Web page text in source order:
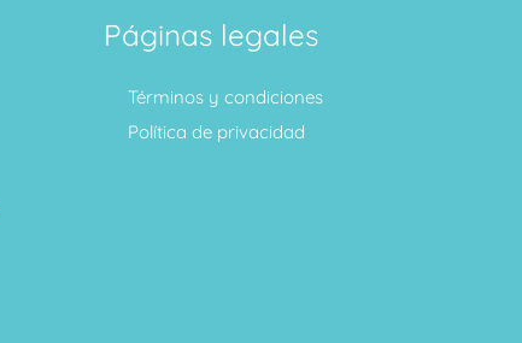
Páginas legales
Términos y condiciones
Política de privacidad